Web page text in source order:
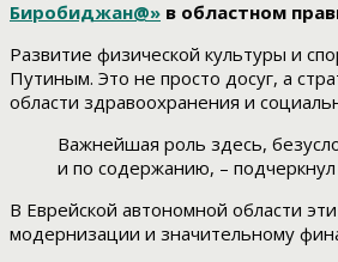
Биробиджан@» в областном
Развитие физической культуры и
Путиным. Это не просто досуг, а
области здравоохранения и
Важнейшая роль здесь,
и по содержанию, – подчеркнул
В Еврейской автономной области
модернизации и значительному